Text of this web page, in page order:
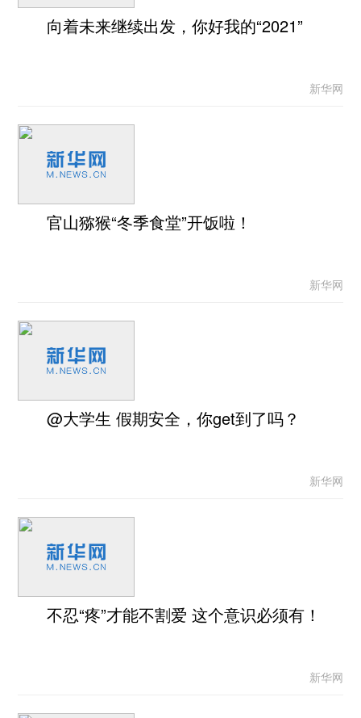
向着未来继续出发，你好我的“2021”
新华网
官山猕猴“冬季食堂”开饭啦！
新华网
@大学生 假期安全，你get到了吗？
新华网
不忍“疼”才能不割爱 这个意识必须有！
新华网